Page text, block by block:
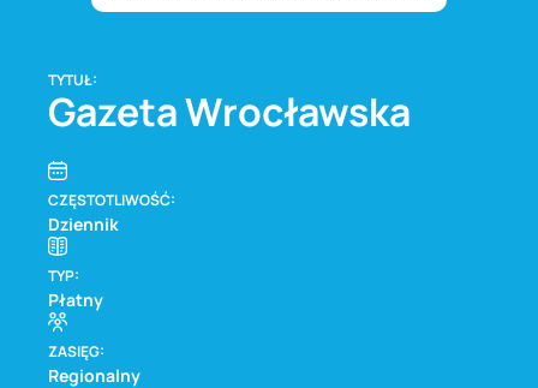
TYTUŁ:
Gazeta Wrocławska
CZĘSTOTLIWOŚĆ:
Dziennik
TYP:
Płatny
ZASIĘG:
Regionalny